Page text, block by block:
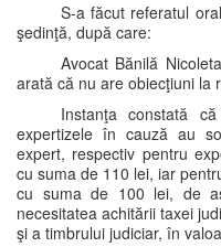
S-a făcut referatul
şedinţă, după care:
Avocat Bănilă
arată că nu are obiecţiuni la
Instanţa constată
expertizele în cauză au
expert, respectiv pentru
cu suma de 110 lei, iar
cu suma de 100 lei, de
necesitatea achitării taxei
şi a timbrului judiciar, în